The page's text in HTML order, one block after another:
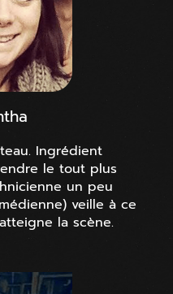
Ingrédient
le tout plus
un peu
veille à ce
la scène.